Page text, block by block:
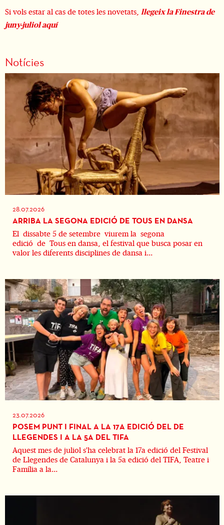
Si vols estar al cas de totes les novetats, llegeix la Finestra de
juny-juliol aquí
Notícies
28.07.2026
ARRIBA LA SEGONA EDICIÓ DE TOUS EN DANSA
El dissabte 5 de setembre viurem la segona
edició de Tous en dansa, el festival que busca posar en
valor les diferents disciplines de dansa i...
23.07.2026
POSEM PUNT I FINAL A LA 17A EDICIÓ DEL DE
LLEGENDES I A LA 5A DEL TIFA
Aquest mes de juliol s'ha celebrat la 17a edició del Festival
de Llegendes de Catalunya i la 5a edició del TIFA, Teatre i
Família a la...